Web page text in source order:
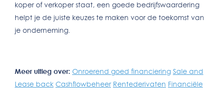
koper of verkoper staat, een goede bedrijfswaardering
helpt je de juiste keuzes te maken voor de toekomst van
je onderneming.
Meer uitleg over: Onroerend goed financiering Sale and
Lease back Cashflowbeheer Rentederivaten Financiële